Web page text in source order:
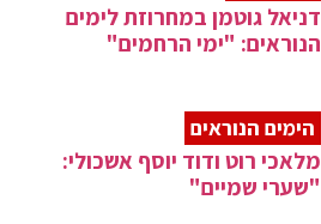
דניאל גוטמן במחרוזת לימים
הנוראים: "ימי הרחמים"
הימים הנוראים
מלאכי רוט ודוד יוסף אשכולי:
"שערי שמיים"